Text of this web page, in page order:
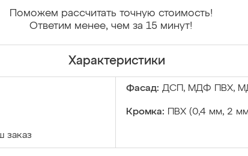
Поможем рассчитать точную стоимость!
Ответим менее, чем за 15 минут!
Характеристики
Фасад: ДСП, МДФ ПВХ,
Кромка: ПВХ (0,4 мм, 2
заказ